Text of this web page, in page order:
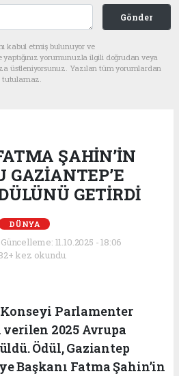
Gönder
kabul etmiş bulunuyor ve
yorumunuzla ilgili doğrudan veya
üstleniyorsunuz. Yazılan tüm yorumlardan
tutulamaz.
ŞAHİN’İN
GAZİANTEP’E
GETİRDİ
DÜNYA
Güncelleme: 11.10.2025 - 18:06
kez okundu.
Parlamenter
2025 Avrupa
Ödül, Gaziantep
Başkanı Fatma Şahin’in